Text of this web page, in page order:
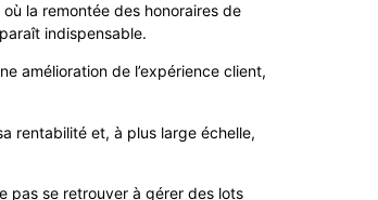
la remontée des honoraires de
indispensable.
amélioration de l’expérience client,
rentabilité et, à plus large échelle,
pas se retrouver à gérer des lots